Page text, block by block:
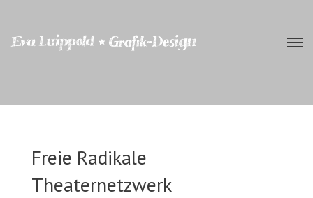
Freie Radikale
Theaternetzwerk